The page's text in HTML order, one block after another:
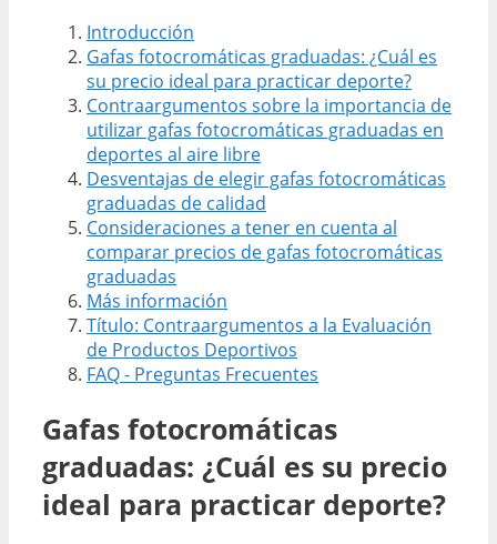
Introducción
Gafas fotocromáticas graduadas: ¿Cuál es
su precio ideal para practicar deporte?
Contraargumentos sobre la importancia de
utilizar gafas fotocromáticas graduadas en
deportes al aire libre
Desventajas de elegir gafas fotocromáticas
graduadas de calidad
Consideraciones a tener en cuenta al
comparar precios de gafas fotocromáticas
graduadas
Más información
Título: Contraargumentos a la Evaluación
de Productos Deportivos
FAQ - Preguntas Frecuentes
Gafas fotocromáticas
graduadas: ¿Cuál es su precio
ideal para practicar deporte?